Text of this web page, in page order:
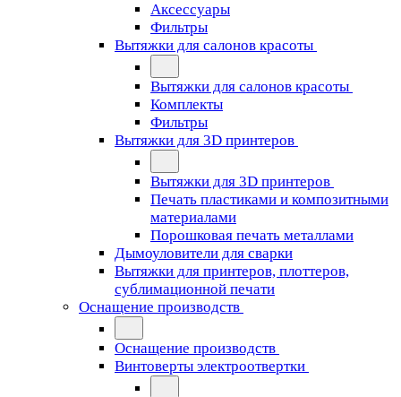
Аксессуары
Фильтры
Вытяжки для салонов красоты
Вытяжки для салонов красоты
Комплекты
Фильтры
Вытяжки для 3D принтеров
Вытяжки для 3D принтеров
Печать пластиками и композитными
материалами
Порошковая печать металлами
Дымоуловители для сварки
Вытяжки для принтеров, плоттеров,
сублимационной печати
Оснащение производств
Оснащение производств
Винтоверты электроотвертки